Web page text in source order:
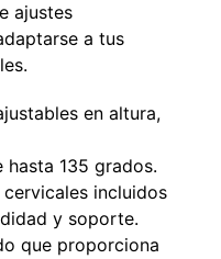
ajustes
a tus
en altura,
hasta 135 grados.
incluidos
y soporte.
que proporciona